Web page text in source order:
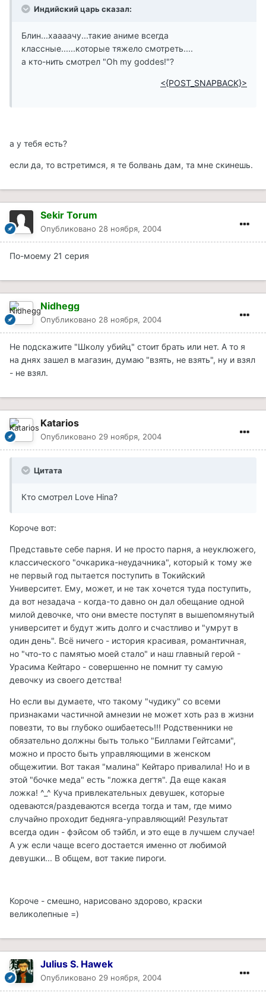
Индийский царь сказал:
Блин...хаааачу...такие аниме всегда
классные......которые тяжело смотреть....
а кто-нить смотрел "Oh my goddes!"?
<{POST_SNAPBACK}>
а у тебя есть?
если да, то встретимся, я те болвань дам, та мне скинешь.
Sekir Torum
Опубликовано 28 ноября, 2004
По-моему 21 серия
Nidhegg
Опубликовано 28 ноября, 2004
Не подскажите "Школу убийц" стоит брать или нет. А то я
на днях зашел в магазин, думаю "взять, не взять", ну и взял
- не взял.
Katarios
Опубликовано 29 ноября, 2004
Цитата
Кто смотрел Love Hina?
Короче вот:
Представьте себе парня. И не просто парня, а неуклюжего,
классического "очкарика-неудачника", который к тому же
не первый год пытается поступить в Токийский
Университет. Ему, может, и не так хочется туда поступить,
да вот незадача - когда-то давно он дал обещание одной
милой девочке, что они вместе поступят в вышепомянутый
университет и будут жить долго и счастливо и "умрут в
один день". Всё ничего - история красивая, романтичная,
но "что-то с памятью моей стало" и наш главный герой -
Урасима Кейтаро - совершенно не помнит ту самую
девочку из своего детства!
Но если вы думаете, что такому "чудику" со всеми
признаками частичной амнезии не может хоть раз в жизни
повезти, то вы глубоко ошибаетесь!!! Родственники не
обязательно должны быть только "Биллами Гейтсами",
можно и просто быть управляющими в женском
общежитии. Вот такая "малина" Кейтаро привалила! Но и в
этой "бочке меда" есть "ложка дегтя". Да еще какая
ложка! ^_^ Куча привлекательных девушек, которые
одеваются/раздеваются всегда тогда и там, где мимо
случайно проходит бедняга-управляющий! Результат
всегда один - фэйсом об тэйбл, и это еще в лучшем случае!
А уж если чаще всего достается именно от любимой
девушки... В общем, вот такие пироги.
Короче - смешно, нарисовано здорово, краски
великолепные =)
Julius S. Hawek
Опубликовано 29 ноября, 2004